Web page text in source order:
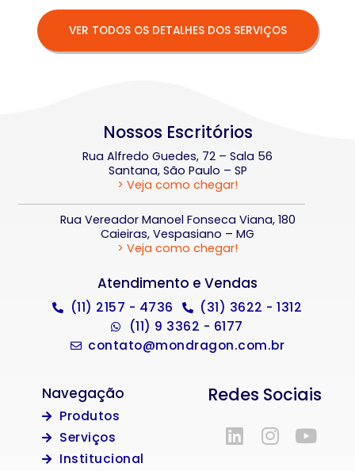
VER TODOS OS DETALHES DOS SERVIÇOS
Nossos Escritórios
Rua Alfredo Guedes, 72 – Sala 56
Santana, São Paulo – SP
> Veja como chegar!
Rua Vereador Manoel Fonseca Viana, 180
Caieiras, Vespasiano – MG
> Veja como chegar!
Atendimento e Vendas
(11) 2157 - 4736
(31) 3622 - 1312
(11) 9 3362 - 6177
contato@mondragon.com.br
Navegação
Produtos
Serviços
Institucional
Redes Sociais